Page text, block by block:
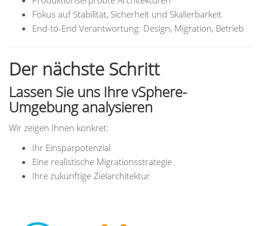
Fokus auf Stabilität, Sicherheit und Skalierbarkeit
End-to-End Verantwortung: Design, Migration, Betrieb
Der nächste Schritt
Lassen Sie uns Ihre vSphere-
Umgebung analysieren
Wir zeigen Ihnen konkret:
Ihr Einsparpotenzial
Eine realistische Migrationsstrategie
Ihre zukünftige Zielarchitektur